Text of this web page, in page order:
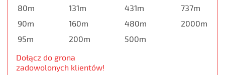
80m
90m
95m
131m
160m
200m
431m
480m
500m
737m
2000m
Dołącz do grona
zadowolonych klientów!